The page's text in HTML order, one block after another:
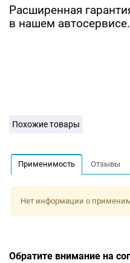
Расширенная
в нашем автосервисе.
Похожие товары
Применимость Отзывы
Нет информации о
Обратите внимание на